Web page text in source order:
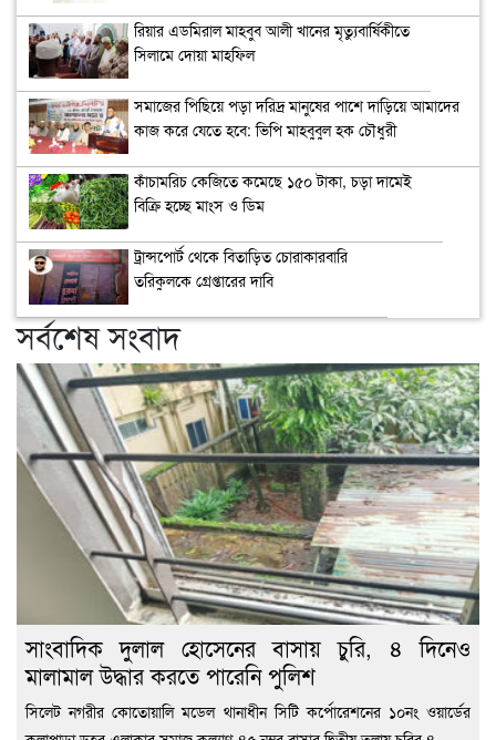
রিয়ার এডমিরাল মাহবুব আলী খানের মৃত্যুবার্ষিকীতে
সিলামে দোয়া মাহফিল
সমাজের পিছিয়ে পড়া দরিদ্র মানুষের পাশে দাড়িয়ে আমাদের
কাজ করে যেতে হবে: ভিপি মাহবুবুল হক চৌধুরী
কাঁচামরিচ কেজিতে কমেছে ১৫০ টাকা, চড়া দামেই
বিক্রি হচ্ছে মাংস ও ডিম
ট্রান্সপোর্ট থেকে বিতাড়িত চোরাকারবারি
তরিকুলকে গ্রেপ্তারের দাবি
সর্বশেষ সংবাদ
সাংবাদিক দুলাল হোসেনের বাসায় চুরি, ৪ দিনেও
মালামাল উদ্ধার করতে পারেনি পুলিশ
সিলেট নগরীর কোতোয়ালি মডেল থানাধীন সিটি কর্পোরেশনের ১০নং ওয়ার্ডের